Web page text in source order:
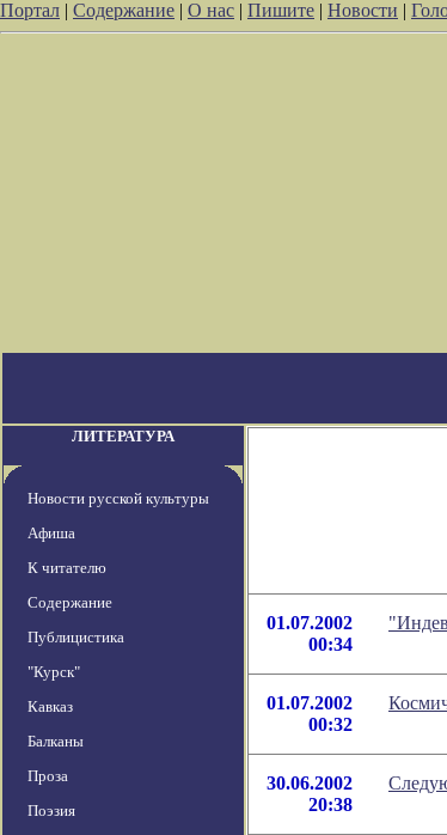
Портал | Содержание | О нас | Пишите | Новости |
ЛИТЕРАТУРА
Новости русской культуры
Афиша
К читателю
Содержание
Публицистика
"Курск"
Кавказ
Балканы
Проза
Поэзия
01.07.2002
00:34
01.07.2002
00:32
30.06.2002
20:38